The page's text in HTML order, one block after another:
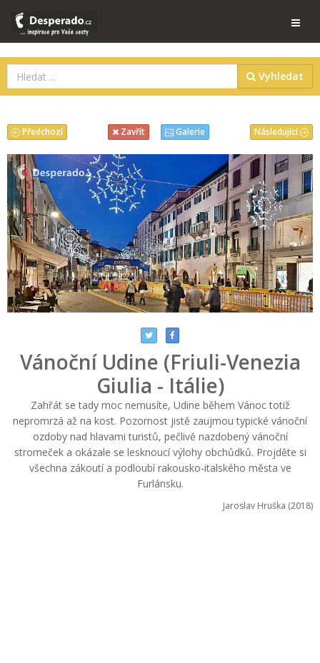
Vyhledat
Následující
Předchozí Zavřít Galerie
Vánoční Udine (Friuli-Venezia
Giulia - Itálie)
Zahřát se tady moc nemusíte, Udine během Vánoc totiž
nepromrzá až na kost. Pozornost jistě zaujmou typické vánoční
ozdoby nad hlavami turistů, pečlivě nazdobený vánoční
stromeček a okázale se lesknoucí výlohy obchůdků. Projděte si
všechna zákoutí a podloubí rakousko-italského města ve
Furlánsku.
Jaroslav Hruška (2018)